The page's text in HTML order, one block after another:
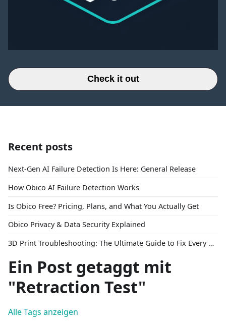
Check it out
Recent posts
Next-Gen AI Failure Detection Is Here: General Release
How Obico AI Failure Detection Works
Is Obico Free? Pricing, Plans, and What You Actually Get
Obico Privacy & Data Security Explained
3D Print Troubleshooting: The Ultimate Guide to Fix Every Common Problem [2026]
Ein Post getaggt mit
"Retraction Test"
Alle Tags anzeigen